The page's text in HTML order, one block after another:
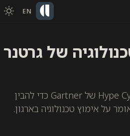
EN
של גרטנר
איך להשתמש בגרף Hype Cycle של Gartner כדי להבין